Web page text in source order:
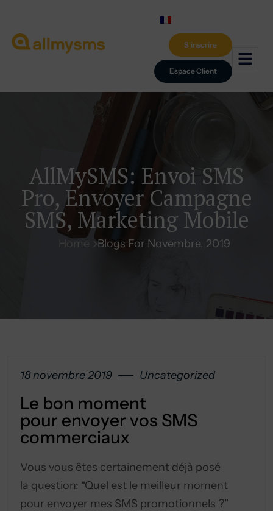
Espace Client
S'inscrire
AllMySMS: Envoi SMS
Pro, Envoyer Campagne
SMS, Marketing Mobile
Home Blogs For Novembre, 2019
18 novembre 2019 Uncategorized
Le bon moment
pour envoyer vos SMS
commerciaux
Vous vous êtes certainement déjà posé
la question: “Quel est le meilleur moment
pour envoyer mes SMS promotionnels ?”